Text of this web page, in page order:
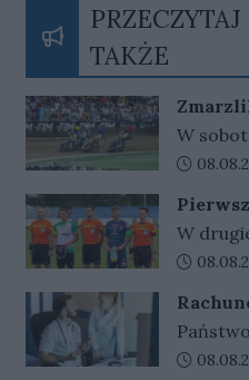
PRZECZYTAJ
TAKŻE
W
odbyło
tylko
turnieju.
Data
W
Betclic
Gubin
Stilon
Data
Kwota
niemal 2
Data